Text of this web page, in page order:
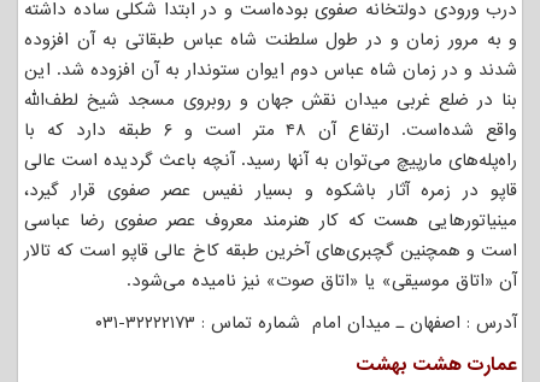
درب ورودی دولتخانه صفوی بوده‌است و در ابتدا شکلی ساده داشته
و به مرور زمان و در طول سلطنت شاه عباس طبقاتی به آن افزوده
شدند و در زمان شاه عباس دوم ایوان ستوندار به آن افزوده شد. این
بنا در ضلع غربی میدان نقش جهان و روبروی مسجد شیخ لطف‌الله
واقع شده‌است. ارتفاع آن ۴۸ متر است و ۶ طبقه دارد که با
راه‌پله‌های مارپیچ می‌توان به آنها رسید. آنچه باعث گردیده است عالی
قاپو در زمره آثار باشکوه و بسیار نفیس عصر صفوی قرار گیرد،
مینیاتورهایی هست که کار هنرمند معروف عصر صفوی رضا عباسی
است و همچنین گچبری‌های آخرین طبقه کاخ عالی قاپو است که تالار
آن «اتاق موسیقی» یا «اتاق صوت» نیز نامیده می‌شود.
آدرس : اصفهان ـ میدان امام شماره تماس : ۳۲۲۲۲۱۷۳-۰۳۱
عمارت هشت بهشت